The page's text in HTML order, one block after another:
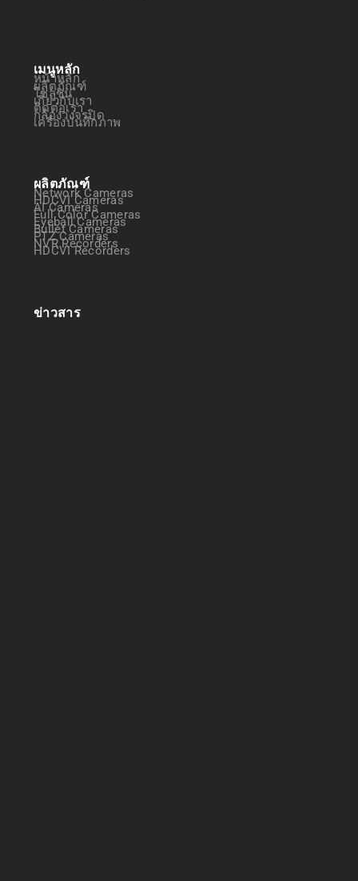
เมนูหลัก
หน้าหลัก
ผลิตภัณฑ์
โซลูชัน
เกี่ยวกับเรา
ติดต่อเรา
กล้องวงจรปิด
เครื่องบันทึกภาพ
ผลิตภัณฑ์
Network Cameras
HDCVI Cameras
AI Cameras
Full Color Cameras
Eyeball Cameras
Bullet Cameras
PTZ Cameras
NVR Recorders
HDCVI Recorders
ข่าวสาร